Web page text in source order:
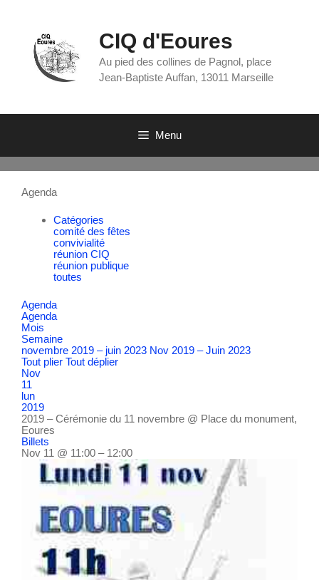
CIQ d'Eoures
Au pied des collines de Pagnol, place
Jean-Baptiste Auffan, 13011 Marseille
Menu
Agenda
Catégories
comité des fêtes
convivialité
réunion CIQ
réunion publique
toutes
Agenda
Agenda
Mois
Semaine
novembre 2019 – juin 2023 Nov 2019 – Juin 2023
Tout plier Tout déplier
Nov
11
lun
2019
2019 – Cérémonie du 11 novembre @ Place du monument,
Eoures
Billets
Nov 11 @ 11:00 – 12:00